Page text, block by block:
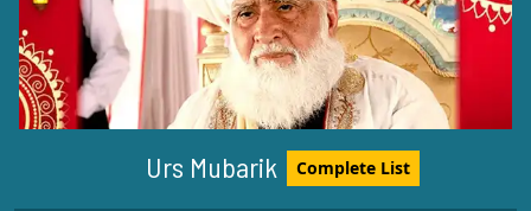
Urs Mubarik Complete List
Hazrat Khawaja Qutbuddin Bakhtyar Kaki Rehmat Ullah
Alaih
Delhi - 14
Hazrat Faqeer Muhammad Werhaey Razi Allah Anhu